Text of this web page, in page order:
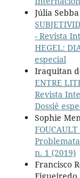
Júlia
- Revista
HEGEL:
especial
Iraquitan
ENTRE
Revista
Dossiê
Sophie
n. 1 (2019)
Francisco